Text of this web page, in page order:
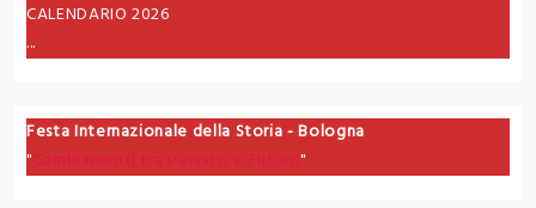
CALENDARIO 2026
...
Festa Internazionale della Storia - Bologna
"Cambiamenti tra Passato e Futuro"